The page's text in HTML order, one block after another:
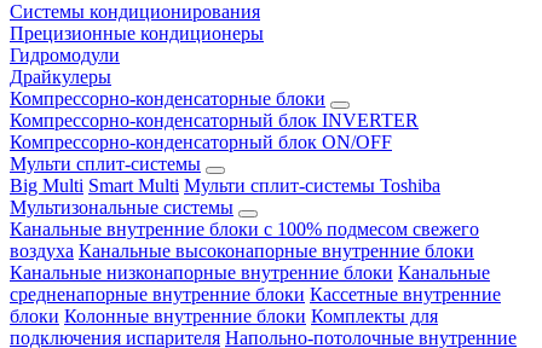
Системы кондиционирования
Прецизионные кондиционеры
Гидромодули
Драйкулеры
Компрессорно-конденсаторные блоки
Компрессорно-конденсаторный блок INVERTER
Компрессорно-конденсаторный блок ON/OFF
Мульти сплит-системы
Big Multi Smart Multi Мульти сплит-системы Toshiba
Мультизональные системы
Канальные внутренние блоки с 100% подмесом свежего
воздуха Канальные высоконапорные внутренние блоки
Канальные низконапорные внутренние блоки Канальные
средненапорные внутренние блоки Кассетные внутренние
блоки Колонные внутренние блоки Комплекты для
подключения испарителя Напольно-потолочные внутренние